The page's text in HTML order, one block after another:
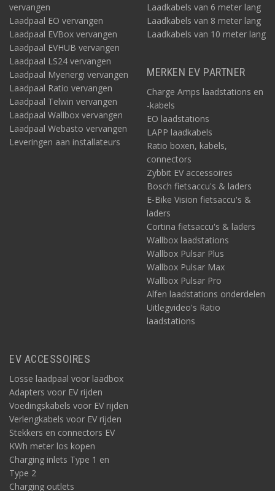
vervangen
Laadpaal EO vervangen
Laadpaal EVBox vervangen
Laadpaal EVHUB vervangen
Laadpaal LS24 vervangen
Laadpaal Myenergi vervangen
Laadpaal Ratio vervangen
Laadpaal Telwin vervangen
Laadpaal Wallbox vervangen
Laadpaal Webasto vervangen
Leveringen aan installateurs
Laadkabels van 6 meter lang
Laadkabels van 8 meter lang
Laadkabels van 10 meter lang
MERKEN EV PARTNER
Charge Amps laadstations en
-kabels
EO laadstations
LAPP laadkabels
Ratio boxen, kabels,
connectors
Zybbit EV accessoires
Bosch fietsaccu's & laders
E-Bike Vision fietsaccu's &
laders
Cortina fietsaccu's & laders
Wallbox laadstations
Wallbox Pulsar Plus
Wallbox Pulsar Max
Wallbox Pulsar Pro
Alfen laadstations onderdelen
Uitlegvideo's Ratio
laadstations
EV ACCESSOIRES
Losse laadpaal voor laadbox
Adapters voor EV rijden
Voedingskabels voor EV rijden
Verlengkabels voor EV rijden
Stekkers en connectors EV
KWh meter los kopen
Charging inlets Type 1 en
Type 2
Charging outlets